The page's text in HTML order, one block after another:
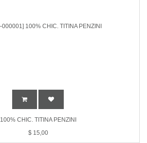
100% CHIC. TITINA PENZINI
$ 15,00